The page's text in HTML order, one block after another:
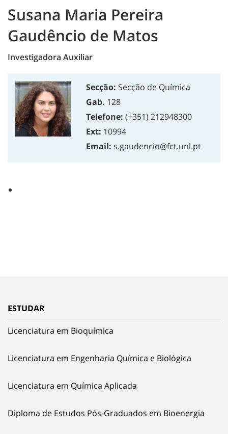
Susana Maria Pereira
Gaudêncio de Matos
Investigadora Auxiliar
Secção: Secção de Química
Gab. 128
Telefone: (+351) 212948300
Ext: 10994
Email: s.gaudencio@fct.unl.pt
ESTUDAR
Licenciatura em Bioquímica
Licenciatura em Engenharia Química e Biológica
Licenciatura em Química Aplicada
Diploma de Estudos Pós-Graduados em Bioenergia